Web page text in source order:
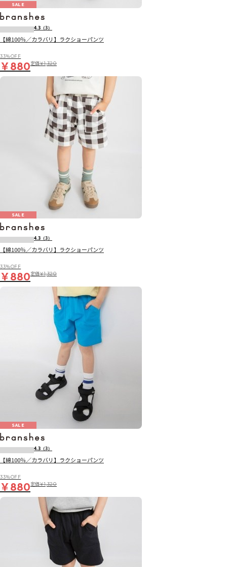
SALE
4.3 （3）
【綿100％／カラバリ】ラクショーパンツ
33％OFF
￥880定価￥1,320
SALE
4.3 （3）
【綿100％／カラバリ】ラクショーパンツ
33％OFF
￥880定価￥1,320
SALE
4.3 （3）
【綿100％／カラバリ】ラクショーパンツ
33％OFF
￥880定価￥1,320